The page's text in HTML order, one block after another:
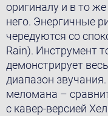
оригиналу и в то
него. Энергичные
чередуются со
Rain). Инструмент
демонстрирует
диапазон
меломана –
с кавер-версией